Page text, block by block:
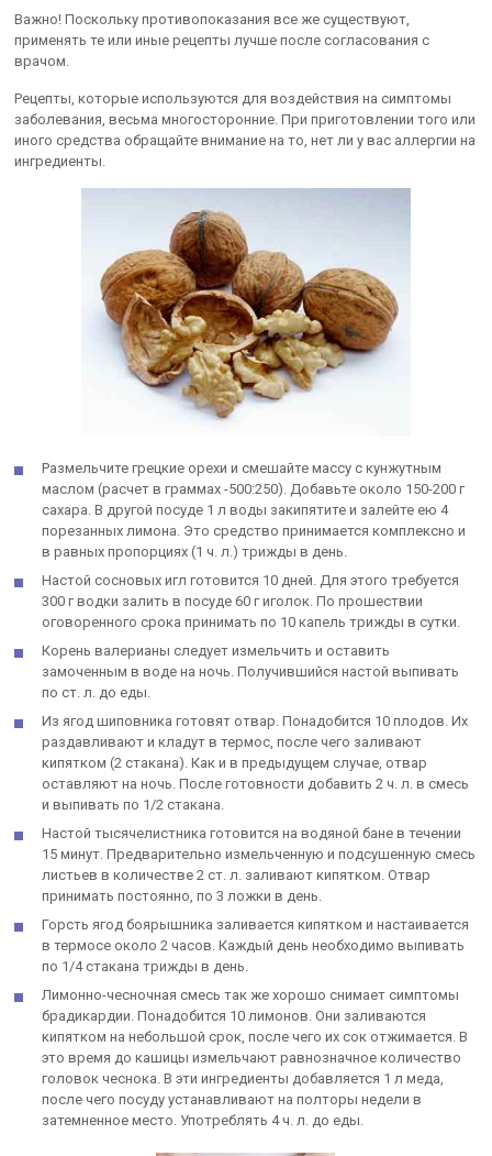
Важно! Поскольку противопоказания все же существуют,
применять те или иные рецепты лучше после согласования с
врачом.
Рецепты, которые используются для воздействия на симптомы
заболевания, весьма многосторонние. При приготовлении того или
иного средства обращайте внимание на то, нет ли у вас аллергии на
ингредиенты.
Размельчите грецкие орехи и смешайте массу с кунжутным
маслом (расчет в граммах -500:250). Добавьте около 150-200 г
сахара. В другой посуде 1 л воды закипятите и залейте ею 4
порезанных лимона. Это средство принимается комплексно и
в равных пропорциях (1 ч. л.) трижды в день.
Настой сосновых игл готовится 10 дней. Для этого требуется
300 г водки залить в посуде 60 г иголок. По прошествии
оговоренного срока принимать по 10 капель трижды в сутки.
Корень валерианы следует измельчить и оставить
замоченным в воде на ночь. Получившийся настой выпивать
по ст. л. до еды.
Из ягод шиповника готовят отвар. Понадобится 10 плодов. Их
раздавливают и кладут в термос, после чего заливают
кипятком (2 стакана). Как и в предыдущем случае, отвар
оставляют на ночь. После готовности добавить 2 ч. л. в смесь
и выпивать по 1/2 стакана.
Настой тысячелистника готовится на водяной бане в течении
15 минут. Предварительно измельченную и подсушенную смесь
листьев в количестве 2 ст. л. заливают кипятком. Отвар
принимать постоянно, по 3 ложки в день.
Горсть ягод боярышника заливается кипятком и настаивается
в термосе около 2 часов. Каждый день необходимо выпивать
по 1/4 стакана трижды в день.
Лимонно-чесночная смесь так же хорошо снимает симптомы
брадикардии. Понадобится 10 лимонов. Они заливаются
кипятком на небольшой срок, после чего их сок отжимается. В
это время до кашицы измельчают равнозначное количество
головок чеснока. В эти ингредиенты добавляется 1 л меда,
после чего посуду устанавливают на полторы недели в
затемненное место. Употреблять 4 ч. л. до еды.